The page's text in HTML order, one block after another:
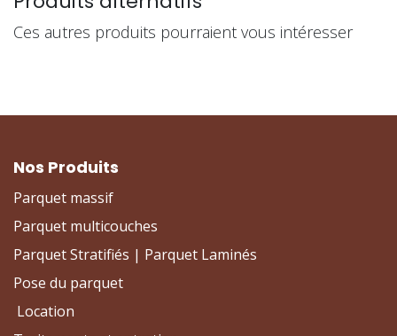
Ces autres produits pourraient vous intéresser
Nos Produits
Parquet massif
Parquet multicouches
Parquet Stratifiés | Parquet Laminés
Pose du parquet
Location